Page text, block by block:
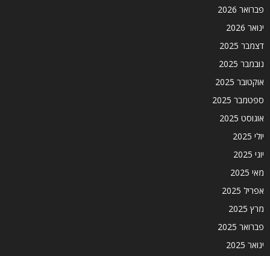
פברואר 2026
ינואר 2026
דצמבר 2025
נובמבר 2025
אוקטובר 2025
ספטמבר 2025
אוגוסט 2025
יולי 2025
יוני 2025
מאי 2025
אפריל 2025
מרץ 2025
פברואר 2025
ינואר 2025